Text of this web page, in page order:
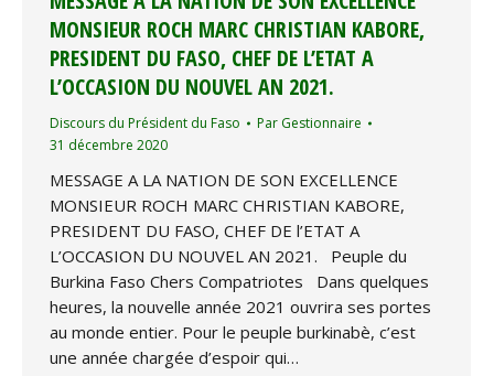
MONSIEUR ROCH MARC CHRISTIAN KABORE,
PRESIDENT DU FASO, CHEF DE L’ETAT A
L’OCCASION DU NOUVEL AN 2021.
Discours du Président du Faso Par Gestionnaire
31 décembre 2020
MESSAGE A LA NATION DE SON EXCELLENCE
MONSIEUR ROCH MARC CHRISTIAN KABORE,
PRESIDENT DU FASO, CHEF DE l’ETAT A
L’OCCASION DU NOUVEL AN 2021. Peuple du
Burkina Faso Chers Compatriotes Dans quelques
heures, la nouvelle année 2021 ouvrira ses portes
au monde entier. Pour le peuple burkinabè, c’est
une année chargée d’espoir qui…